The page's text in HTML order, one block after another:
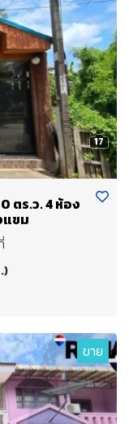
17
ตร.ว. 4 ห้อง
แขม
ขาย